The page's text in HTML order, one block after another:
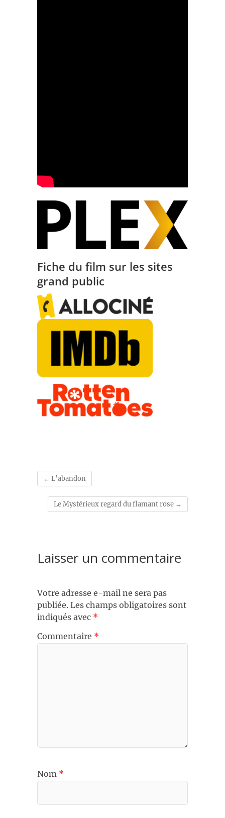
Fiche du film sur les sites
grand public
← L’abandon
Le Mystérieux regard du flamant rose →
Laisser un commentaire
Votre adresse e-mail ne sera pas
publiée. Les champs obligatoires sont
indiqués avec *
Commentaire *
Nom *